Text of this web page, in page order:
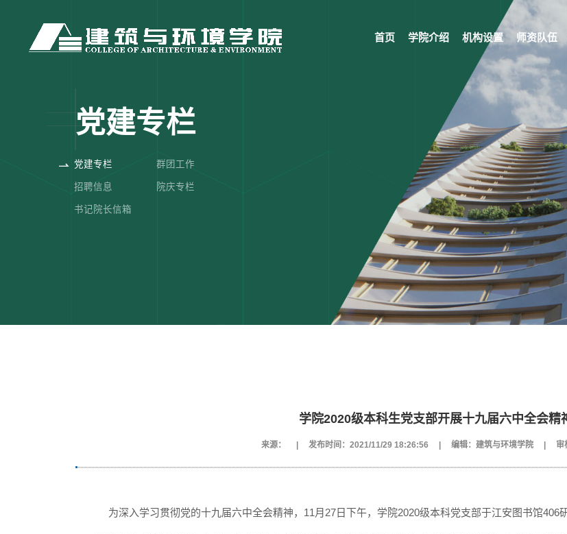
首页 学院介绍 机构设置 师资队伍
党建专栏
党建专栏 群团工作
招聘信息 院庆专栏
书记院长信箱
学院2020级本科生党支部开展十九届六中全会精
来源： 发布时间：2021/11/29 18:26:56 编辑：建筑与环境学院 审
为深入学习贯彻党的十九届六中全会精神， 11月27日下午，学院2020级本科党支部于江安图书馆406